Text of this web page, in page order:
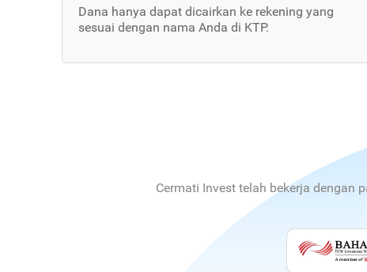
Dana hanya dapat dicairkan ke rekening yang
sesuai dengan nama Anda di KTP.
Cermati Invest telah bekerja dengan